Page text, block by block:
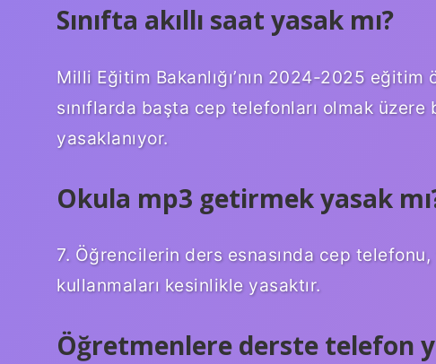
Sınıfta akıllı saat yasak mı?
Milli Eğitim Bakanlığı’nın 2024-2025 eğitim
sınıflarda başta cep telefonları olmak üzere
yasaklanıyor.
Okula mp3 getirmek yasak
7. Öğrencilerin ders esnasında cep
kullanmaları kesinlikle yasaktır.
Öğretmenlere derste telefon